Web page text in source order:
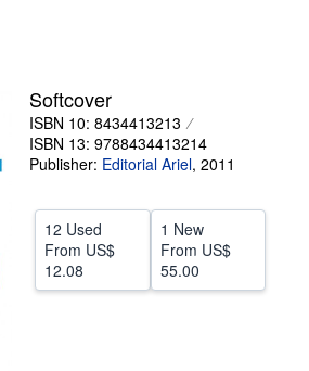
CLOSE
Softcover
ISBN 10: 8434413213
ISBN 13: 9788434413214
Publisher: Editorial Ariel, 2011
12 Used
From US$
12.08
1 New
From US$
55.00